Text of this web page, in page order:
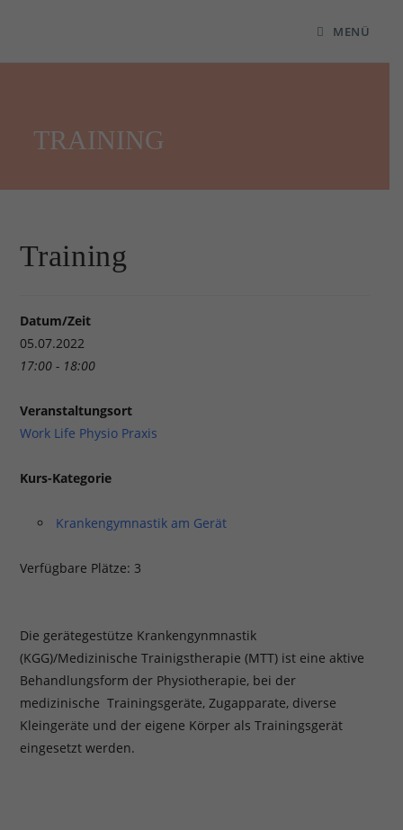
MENÜ
TRAINING
Training
Datum/Zeit
05.07.2022
17:00 - 18:00
Veranstaltungsort
Work Life Physio Praxis
Kurs-Kategorie
Krankengymnastik am Gerät
Verfügbare Plätze: 3
Die gerätegestütze Krankengynmnastik
(KGG)/Medizinische Trainigstherapie (MTT) ist eine aktive
Behandlungsform der Physiotherapie, bei der
medizinische Trainingsgeräte, Zugapparate, diverse
Kleingeräte und der eigene Körper als Trainingsgerät
eingesetzt werden.